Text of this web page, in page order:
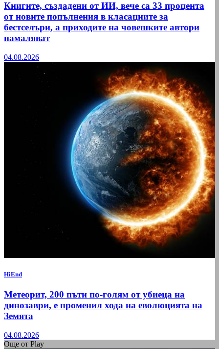
Книгите, създадени от ИИ, вече са 33 процента
от новите попълнения в класациите за
бестселъри, а приходите на човешките автори
намаляват
04.08.2026
HiEnd
Метеорит, 200 пъти по-голям от убиеца на
динозаври, е променил хода на еволюцията на
Земята
04.08.2026
Още от Play